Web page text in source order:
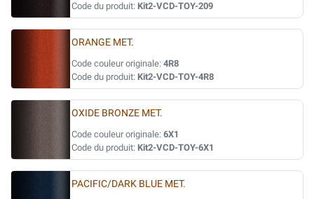
Code du produit: Kit2-VCD-TOY-209
ORANGE MET.
Code couleur originale: 4R8
Code du produit: Kit2-VCD-TOY-4R8
OXIDE BRONZE MET.
Code couleur originale: 6X1
Code du produit: Kit2-VCD-TOY-6X1
PACIFIC/DARK BLUE MET.